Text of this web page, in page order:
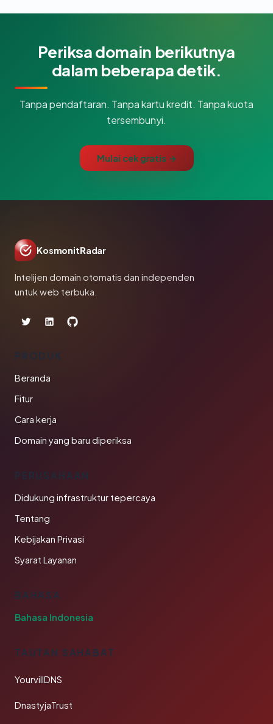
Periksa domain berikutnya
dalam beberapa detik.
Tanpa pendaftaran. Tanpa kartu kredit. Tanpa kuota
tersembunyi.
Mulai cek gratis →
KosmonitRadar
Intelijen domain otomatis dan independen
untuk web terbuka.
PRODUK
Beranda
Fitur
Cara kerja
Domain yang baru diperiksa
PERUSAHAAN
Didukung infrastruktur tepercaya
Tentang
Kebijakan Privasi
Syarat Layanan
BAHASA
Bahasa Indonesia
TAUTAN SAHABAT
YourvillDNS
DnastyjaTrust